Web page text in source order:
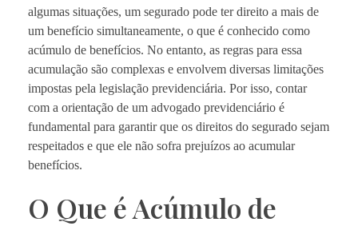
algumas situações, um segurado pode ter direito a mais de
um benefício simultaneamente, o que é conhecido como
acúmulo de benefícios. No entanto, as regras para essa
acumulação são complexas e envolvem diversas limitações
impostas pela legislação previdenciária. Por isso, contar
com a orientação de um advogado previdenciário é
fundamental para garantir que os direitos do segurado sejam
respeitados e que ele não sofra prejuízos ao acumular
benefícios.
O Que é Acúmulo de